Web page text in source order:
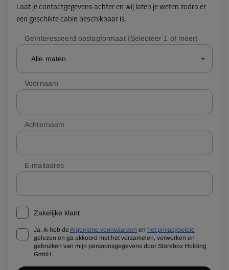
Laat je contactgegevens achter en wij laten je weten zodra er
een geschikte cabin beschikbaar is.
Geïnteresseerd opslagformaat (Selecteer 1 of meer)
Alle maten
Voornaam
Achternaam
E-mailadres
Zakelijke klant
Ja, ik heb de Algemene voorwaarden en het privacybeleid
gelezen en ga akkoord met het verzamelen, verwerken en
gebruiken van mijn persoonsgegevens door Storebox Holding
GmbH.